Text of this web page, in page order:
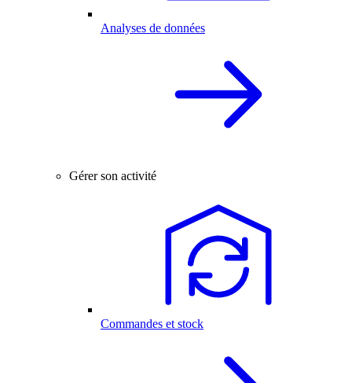
Analyses de données
Gérer son activité
Commandes et stock